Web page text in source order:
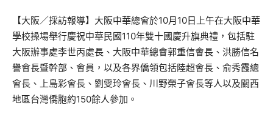
【大阪／採訪報導】大阪中華總會於10月10日上午在大阪中華
學校操場舉行慶祝中華民國110年雙十國慶升旗典禮，包括駐
大阪辦事處李世丙處長、大阪中華總會郭重信會長、洪勝信名
譽會長暨幹部、會員，以及各界僑領包括陸超會長、俞秀霞總
會長、上島彩會長、劉雯玲會長、川野榮子會長等人以及關西
地區台灣僑胞約150餘人參加。